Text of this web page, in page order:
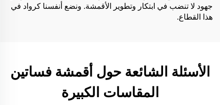
جهود لا تنضب في ابتكار وتطوير الأقمشة. ونضع أنفسنا كرواد في
هذا القطاع.
الأسئلة الشائعة حول أقمشة فساتين
المقاسات الكبيرة